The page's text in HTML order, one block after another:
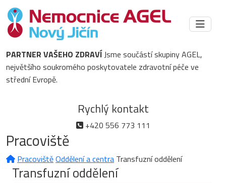
PARTNER VAŠEHO ZDRAVÍJsme součástí skupiny AGEL,
největšího soukromého poskytovatele zdravotní péče ve
střední Evropě.
Rychlý kontakt
+420 556 773 111
Pracoviště
PracovištěOddělení a centra Transfuzní oddělení
Transfuzní oddělení